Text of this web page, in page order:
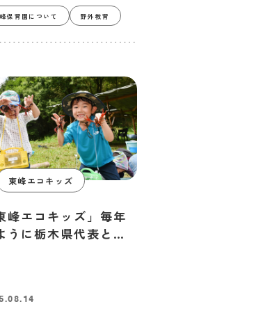
保育園について 野外教育
東峰エコキッズ
峰エコキッズ」毎年
うに栃木県代表とし